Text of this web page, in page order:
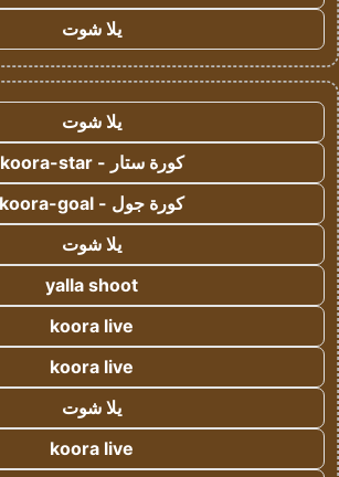
يلا شوت
يلا شوت
كورة ستار - koora-star
كورة جول - koora-goal
يلا شوت
yalla shoot
koora live
koora live
يلا شوت
koora live